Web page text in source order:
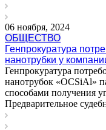
06 ноября, 2024
ОБЩЕСТВО
Генпрокуратура
нанотрубки у
Генпрокуратура
нанотрубок «OCSiAl»
способами получения
Предварительное